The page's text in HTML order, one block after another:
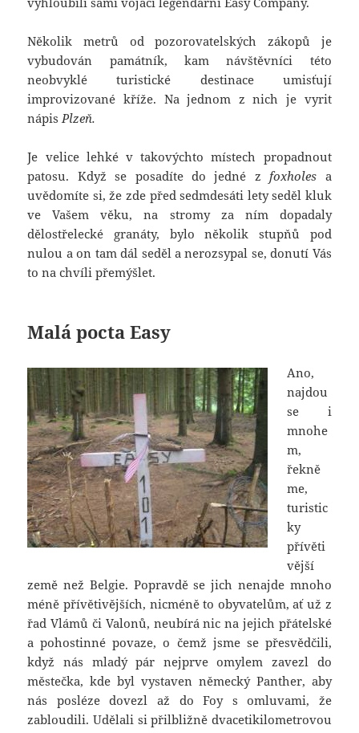
Několik metrů od pozorovatelských zákopů je
vybudován památník, kam návštěvníci této
neobvyklé turistické destinace umisťují
improvizované kříže. Na jednom z nich je vyrit
nápisPlzeň.
Je velice lehké v takovýchto místech propadnout
patosu. Když se posadíte do jedné zfoxholes a
uvědomíte si, že zde před sedmdesáti lety seděl kluk
ve Vašem věku, na stromy za ním dopadaly
dělostřelecké granáty, bylo několik stupňů pod
nulou a on tam dál seděl a nerozsypal se, donutí Vás
to na chvíli přemýšlet.
Malá pocta Easy
Ano,
najdou
se i
mnohe
m,
řekně
me,
turistic
ky
přívěti
vější
země než Belgie. Popravdě se jich nenajde mnoho
méně přívětivějších, nicméně to obyvatelům, ať už z
řad Vlámů či Valonů, neubírá nic na jejich přátelské
a pohostinné povaze, o čemž jsme se přesvědčili,
když nás mladý pár nejprve omylem zavezl do
městečka, kde byl vystaven německý Panther, aby
nás posléze dovezl až do Foy s omluvami, že
zabloudili. Udělali si přilbližně dvacetikilometrovou